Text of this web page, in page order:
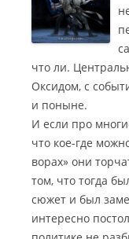
что ли.
Оксидом, с
и поныне.
И если про
что кое-где
ворах» они
том, что тогда
сюжет и был
интересно